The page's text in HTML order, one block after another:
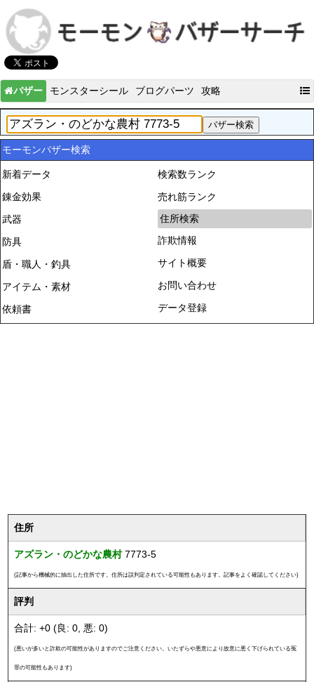
バザー モンスターシール ブログパーツ 攻略
モーモンバザー検索
新着データ
錬金効果
武器
防具
盾・職人・釣具
アイテム・素材
依頼書
検索数ランク
売れ筋ランク
住所検索
詐欺情報
サイト概要
お問い合わせ
データ登録
住所
アズラン・のどかな農村7773-5
(記事から機械的に抽出した住所です。住所は誤判定されている可能性もあります。記事をよく確認してください)
評判
合計: +0 (良: 0, 悪: 0)
(悪いが多いと詐欺の可能性がありますのでご注意ください。いたずらや悪意により故意に悪く下げられている冤
罪の可能性もあります)